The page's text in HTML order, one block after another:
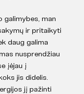
galimybes, man
ir pritaikyti
daug galima
nusprendžiau
įėjau į
jis didelis.
jį pažinti